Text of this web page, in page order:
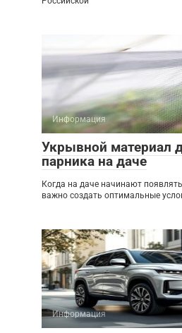
Информация
Укрывной материал
парника на даче
Когда на даче начинают
важно создать оптимальные
Информация